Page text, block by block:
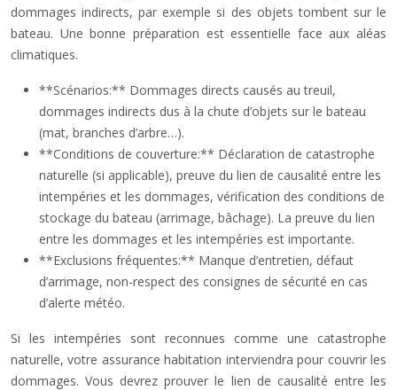
dommages indirects, par exemple si des objets tombent sur le
bateau. Une bonne préparation est essentielle face aux aléas
climatiques.
**Scénarios:** Dommages directs causés au treuil,
dommages indirects dus à la chute d’objets sur le bateau
(mat, branches d’arbre…).
**Conditions de couverture:** Déclaration de catastrophe
naturelle (si applicable), preuve du lien de causalité entre les
intempéries et les dommages, vérification des conditions de
stockage du bateau (arrimage, bâchage). La preuve du lien
entre les dommages et les intempéries est importante.
**Exclusions fréquentes:** Manque d’entretien, défaut
d’arrimage, non-respect des consignes de sécurité en cas
d’alerte météo.
Si les intempéries sont reconnues comme une catastrophe
naturelle, votre assurance habitation interviendra pour couvrir les
dommages. Vous devrez prouver le lien de causalité entre les